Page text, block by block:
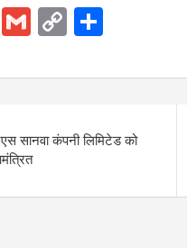
T
G
ail
C
py
n
ar
सानवा कंपनी लिमिटेड को